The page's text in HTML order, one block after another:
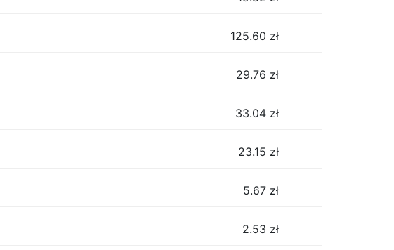
125.60 zł
29.76 zł
33.04 zł
23.15 zł
5.67 zł
2.53 zł